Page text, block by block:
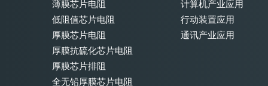
薄膜芯片电阻
低阻值芯片电阻
厚膜芯片电阻
厚膜抗硫化芯片电阻
厚膜芯片排阻
全无铅厚膜芯片电阻
计算机产业应用
行动装置应用
通讯产业应用